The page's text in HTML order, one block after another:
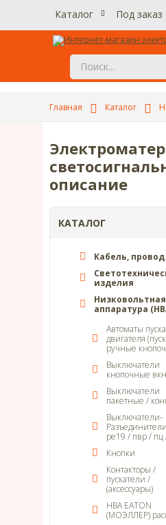
Каталог Под заказ
Главная Каталог
описание
КАТАЛОГ
Кабель, провод
изделия
Низковольтная
аппаратура
Автоматы пуска
двигателя
ручные
Выключатели
кнопочные
Выключатели
пакетные /
Выключатели-
ре19 / пвр / пц
Кнопки
Контакторы /
пускатели /
(аксессуары)
НВА EATON
(МОЭЛЛЕР)